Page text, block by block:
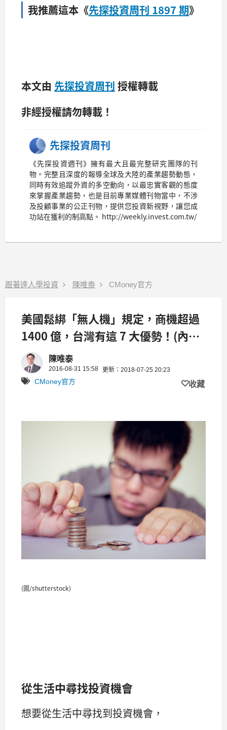
我推薦這本《先探投資周刊 1897 期》
本文由 先探投資周刊 授權轉載
非經授權請勿轉載！
先探投資周刊
《先探投資週刊》擁有最大且最完整研究團隊的刊
物。完整且深度的報導全球及大陸的產業趨勢動態，
同時有效追蹤外資的多空動向，以最忠實客觀的態度
來掌握產業趨勢，也是目前專業媒體刊物當中，不涉
及投顧事業的公正刊物，提供您投資新視野，讓您成
功站在獲利的制高點。 http://weekly.invest.com.tw/
跟著達人學投資 陳唯泰 CMoney官方
美國鬆綁「無人機」規定，商機超過
1400 億，台灣有這 7 大優勢！(內附
概念股清單)
陳唯泰
2016-08-31 15:58 更新：2018-07-25 20:23
CMoney官方 收藏
(圖/shutterstock)
從生活中尋找投資機會
想要從生活中尋找到投資機會，